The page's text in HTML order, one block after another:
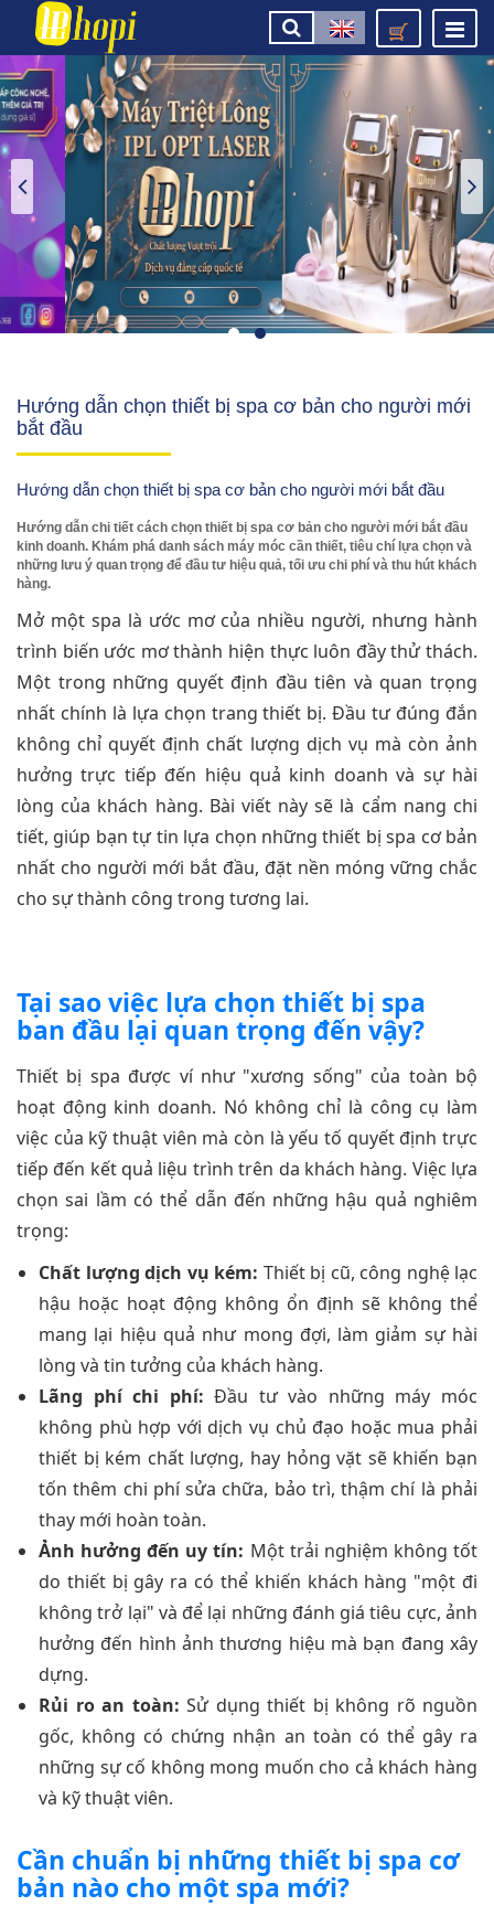
Hướng dẫn chọn thiết bị spa cơ bản cho người mới
bắt đầu
Hướng dẫn chọn thiết bị spa cơ bản cho người mới bắt đầu
Hướng dẫn chi tiết cách chọn thiết bị spa cơ bản cho người mới bắt đầu
kinh doanh. Khám phá danh sách máy móc cần thiết, tiêu chí lựa chọn và
những lưu ý quan trọng để đầu tư hiệu quả, tối ưu chi phí và thu hút khách
hàng.
Mở một spa là ước mơ của nhiều người, nhưng hành
trình biến ước mơ thành hiện thực luôn đầy thử thách.
Một trong những quyết định đầu tiên và quan trọng
nhất chính là lựa chọn trang thiết bị. Đầu tư đúng đắn
không chỉ quyết định chất lượng dịch vụ mà còn ảnh
hưởng trực tiếp đến hiệu quả kinh doanh và sự hài
lòng của khách hàng. Bài viết này sẽ là cẩm nang chi
tiết, giúp bạn tự tin lựa chọn những thiết bị spa cơ bản
nhất cho người mới bắt đầu, đặt nền móng vững chắc
cho sự thành công trong tương lai.
Tại sao việc lựa chọn thiết bị spa
ban đầu lại quan trọng đến vậy?
Thiết bị spa được ví như "xương sống" của toàn bộ
hoạt động kinh doanh. Nó không chỉ là công cụ làm
việc của kỹ thuật viên mà còn là yếu tố quyết định trực
tiếp đến kết quả liệu trình trên da khách hàng. Việc lựa
chọn sai lầm có thể dẫn đến những hậu quả nghiêm
trọng:
Chất lượng dịch vụ kém: Thiết bị cũ, công nghệ lạc
hậu hoặc hoạt động không ổn định sẽ không thể
mang lại hiệu quả như mong đợi, làm giảm sự hài
lòng và tin tưởng của khách hàng.
Lãng phí chi phí: Đầu tư vào những máy móc
không phù hợp với dịch vụ chủ đạo hoặc mua phải
thiết bị kém chất lượng, hay hỏng vặt sẽ khiến bạn
tốn thêm chi phí sửa chữa, bảo trì, thậm chí là phải
thay mới hoàn toàn.
Ảnh hưởng đến uy tín: Một trải nghiệm không tốt
do thiết bị gây ra có thể khiến khách hàng "một đi
không trở lại" và để lại những đánh giá tiêu cực, ảnh
hưởng đến hình ảnh thương hiệu mà bạn đang xây
dựng.
Rủi ro an toàn: Sử dụng thiết bị không rõ nguồn
gốc, không có chứng nhận an toàn có thể gây ra
những sự cố không mong muốn cho cả khách hàng
và kỹ thuật viên.
Cần chuẩn bị những thiết bị spa cơ
bản nào cho một spa mới?